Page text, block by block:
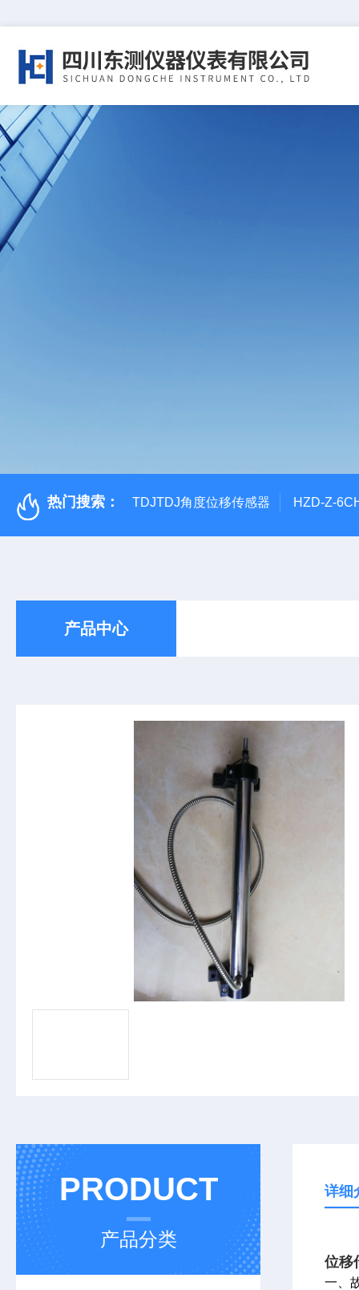
热门搜索： TDJTDJ角度位移传感器 HZD-Z-
产品中心
PRODUCT
产品分类
详细
位移
一、